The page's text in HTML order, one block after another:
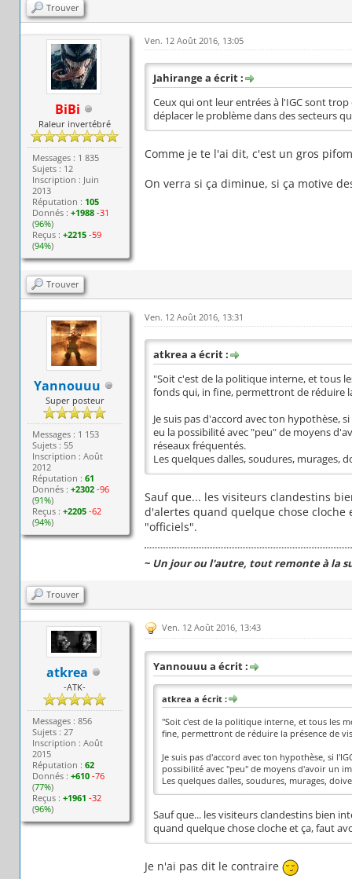
Trouver
BiBi
Raleur invertébré
Messages : 1 835
Sujets : 12
Inscription : Juin
2013
Réputation : 105
Donnés :+1988 -31
(96%)
Reçus :+2215 -59
(94%)
Ven. 12 Août 2016, 13:05
Jahirange a écrit :
Ceux qui ont leur entrées à l'IGC sont
déplacer le problème dans des secteurs
Comme je te l'ai dit, c'est un gros
On verra si ça diminue, si ça motive
Trouver
Yannouuu
Super posteur
Messages : 1 153
Sujets : 55
Inscription : Août
2012
Réputation :61
Donnés :+2302 -96
(91%)
Reçus :+2205 -62
(94%)
Ven. 12 Août 2016, 13:31
atkrea a écrit :
"Soit c'est de la politique interne, et tous
fonds qui, in fine, permettront de réduire
Je suis pas d'accord avec ton hypothèse,
eu la possibilité avec "peu" de moyens
réseaux fréquentés.
Les quelques dalles, soudures, murages,
Sauf que... les visiteurs clandestins
d'alertes quand quelque chose
"officiels".
~ Un jour ou l'autre, tout remonte à la
Trouver
atkrea
-ATK-
Messages : 856
Sujets : 27
Inscription : Août
2015
Réputation :62
Donnés :+610 -76
(77%)
Reçus :+1961 -32
(96%)
Ven. 12 Août 2016, 13:43
Yannouuu a écrit :
atkrea a écrit :
"Soit c'est de la politique interne, et tous les
fine, permettront de réduire la présence de
Je suis pas d'accord avec ton hypothèse, si
possibilité avec "peu" de moyens d'avoir un
Les quelques dalles, soudures, murages,
Sauf que... les visiteurs clandestins bien
quand quelque chose cloche et ça, faut
Je n'ai pas dit le contraire